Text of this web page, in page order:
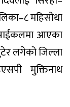
महिसोथा
आएका
लगेको जिल्ला
मुक्तिनाथ